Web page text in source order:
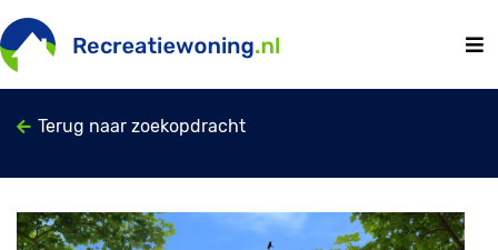
Terug naar zoekopdracht
Previous
Next